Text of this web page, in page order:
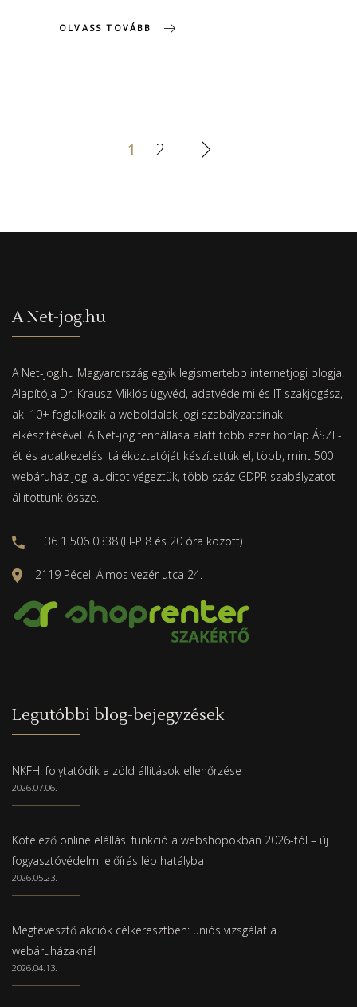
OLVASS TOVÁBB
1 2
A Net-jog.hu
A Net-jog.hu Magyarország egyik legismertebb internetjogi blogja.
Alapítója Dr. Krausz Miklós ügyvéd, adatvédelmi és IT szakjogász,
aki 10+ foglalkozik a weboldalak jogi szabályzatainak
elkészítésével. A Net-jog fennállása alatt több ezer honlap ÁSZF-
ét és adatkezelési tájékoztatóját készítettük el, több, mint 500
webáruház jogi auditot végeztük, több száz GDPR szabályzatot
állítottunk össze.
+36 1 506 0338 (H-P 8 és 20 óra között)
2119 Pécel, Álmos vezér utca 24.
Legutóbbi blog-bejegyzések
NKFH: folytatódik a zöld állítások ellenőrzése
2026.07.06.
Kötelező online elállási funkció a webshopokban 2026-tól – új
fogyasztóvédelmi előírás lép hatályba
2026.05.23.
Megtévesztő akciók célkeresztben: uniós vizsgálat a
webáruházaknál
2026.04.13.